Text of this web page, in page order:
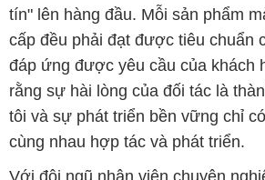
tín" lên hàng đầu. Mỗi sản phẩm
cấp đều phải đạt được tiêu chuẩn
đáp ứng được yêu cầu của khách
rằng sự hài lòng của đối tác là
tôi và sự phát triển bền vững chỉ
cùng nhau hợp tác và phát triển.